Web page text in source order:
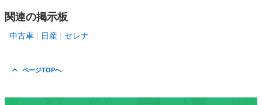
関連の掲示板
中古車 日産 セレナ
ページTOPへ